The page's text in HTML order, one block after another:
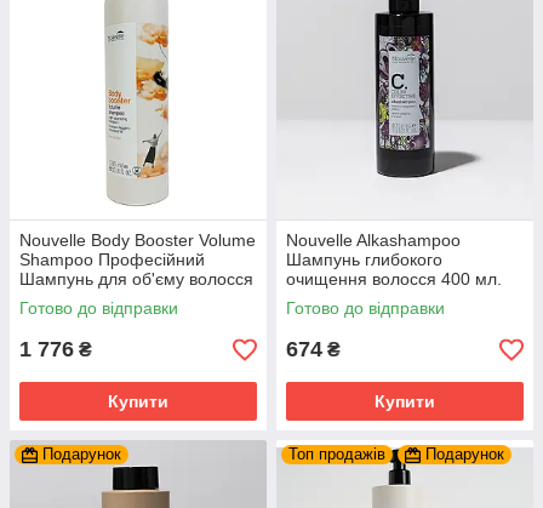
Nouvelle Body Booster Volume
Shampoo Професійний
Шампунь для об'єму волосся
1000 мл.
Готово до відправки
1 776 ₴
Купити
Nouvelle Alkashampoo
Шампунь глибокого
очищення волосся 400 мл.
Готово до відправки
674 ₴
Купити
Подарунок Топ продажів Подарунок